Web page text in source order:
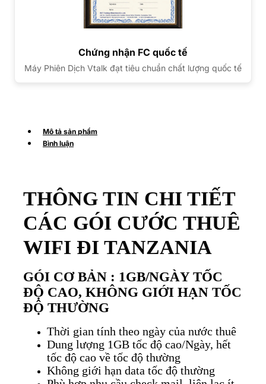
Chứng nhận FC quốc tế
Máy Phiên Dịch Vtalk đạt tiêu chuẩn chất lượng quốc tế
Mô tả sản phẩm
Bình luận
THÔNG TIN CHI TIẾT
CÁC GÓI CƯỚC THUÊ
WIFI ĐI TANZANIA
GÓI CƠ BẢN : 1GB/NGÀY TỐC
ĐỘ CAO, KHÔNG GIỚI HẠN TỐC
ĐỘ THƯỜNG
Thời gian tính theo ngày của nước thuê
Dung lượng 1GB tốc độ cao/Ngày, hết
tốc độ cao về tốc độ thường
Không giới hạn data tốc độ thường